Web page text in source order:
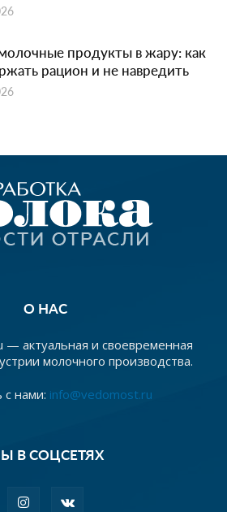
продукты в жару: как
рацион и не навредить
О НАС
— актуальная и своевременная
молочного производства.
с нами: info@vedomost.ru
В СОЦСЕТЯХ